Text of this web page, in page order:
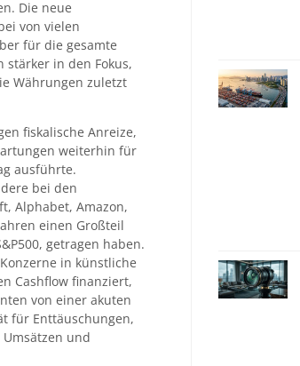
Die neue
von vielen
für die gesamte
stärker in den Fokus,
Währungen zuletzt
fiskalische Anreize,
weiterhin für
ausführte.
bei den
Alphabet, Amazon,
einen Großteil
getragen haben.
in künstliche
Cashflow finanziert,
von einer akuten
für Enttäuschungen,
und